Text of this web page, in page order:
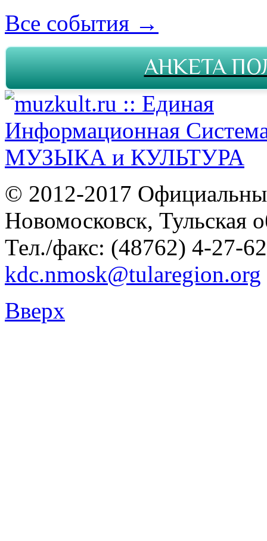
Все события →
АНКЕТА
© 2012-2017
Новомосковск, Тульская
Тел./факс: (48762) 4-27-
kdc.nmosk@tularegion.org
Вверх